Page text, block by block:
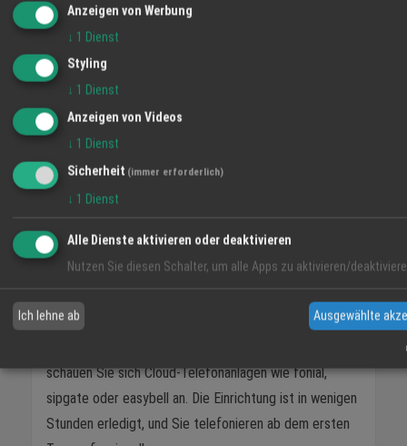
Was wirklich zählt: Ein Blick auf die
eigenen Bedürfnisse
Die Vielfalt der Möglichkeiten kann überfordern.
Deshalb zum Schluss ein paar einfache Leitfragen, die
bei der Entscheidung helfen.
Für den Privathaushalt: Haben Sie eine Fritz!Box?
Dann haben Sie bereits eine Telefonanlage. Kaufen Sie
ein oder zwei gute DECT-Telefone - das Fritz!Fon X6
oder ein Gigaset Comfort 520 - und richten Sie alles
Für das kleine Büro:
Prüfen Sie, ob Ihr Internet-
schauen Sie sich Cloud-Telefonanlagen wie fonial,
sipgate oder easybell an. Die Einrichtung ist in wenigen
Stunden erledigt, und Sie telefonieren ab dem ersten
Anzeigen von Werbung
↓ 1 Dienst
Styling
↓ 1 Dienst
Anzeigen von Videos
↓ 1 Dienst
Sicherheit (immer erforderlich)
↓ 1 Dienst
Alle Dienste aktivieren oder deaktivieren
Nutzen Sie diesen Schalter, um alle Apps zu aktivieren/
Ich lehne ab Ausgewählte